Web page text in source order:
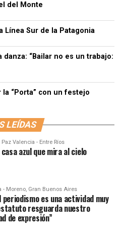
del Monte
Línea Sur de la Patagonia
danza: “Bailar no es un trabajo:
“Porta” con un festejo
LEÍDAS
Paz Valencia - Entre Ríos
azul que mira al cielo
- Moreno, Gran Buenos Aires
periodismo es una actividad muy
resguarda nuestro
de expresión”